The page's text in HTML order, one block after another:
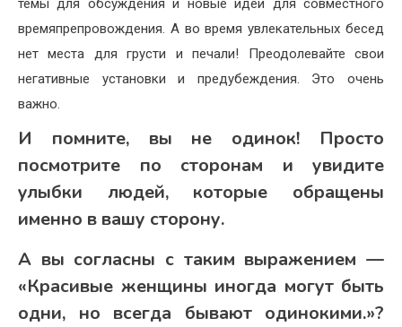
темы для обсуждения и новые идеи для совместного
времяпрепровождения. А во время увлекательных бесед
нет места для грусти и печали! Преодолевайте свои
негативные установки и предубеждения. Это очень
важно.
И помните, вы не одинок! Просто
посмотрите по сторонам и увидите
улыбки людей, которые обращены
именно в вашу сторону.
А вы согласны с таким выражением —
«Красивые женщины иногда могут быть
одни, но всегда бывают одинокими.»?